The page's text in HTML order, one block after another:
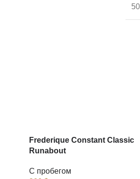
Frederique Constant Classic
Runabout
С пробегом